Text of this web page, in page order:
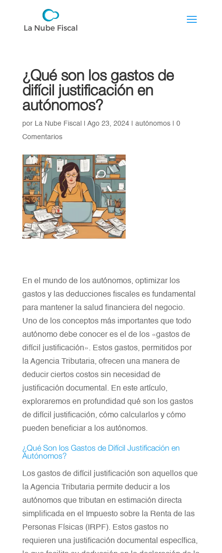
¿Qué son los gastos de
difícil justificación en
autónomos?
por La Nube Fiscal Ago 23, 2024| autónomos| 0
Comentarios
En el mundo de los autónomos, optimizar los
gastos y las deducciones fiscales es fundamental
para mantener la salud financiera del negocio.
Uno de los conceptos más importantes que todo
autónomo debe conocer es el de los «gastos de
difícil justificación». Estos gastos, permitidos por
la Agencia Tributaria, ofrecen una manera de
deducir ciertos costos sin necesidad de
justificación documental. En este artículo,
exploraremos en profundidad qué son los gastos
de difícil justificación, cómo calcularlos y cómo
pueden beneficiar a los autónomos.
¿Qué Son los Gastos de Difícil Justificación en
Autónomos?
Los gastos de difícil justificación son aquellos que
la Agencia Tributaria permite deducir a los
autónomos que tributan en estimación directa
simplificada en el Impuesto sobre la Renta de las
Personas Físicas (IRPF). Estos gastos no
requieren una justificación documental específica,